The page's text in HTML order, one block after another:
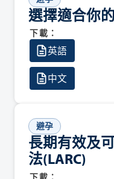
選擇適合你
下載：
英語
中文
避孕
長期有效及
法(LARC)